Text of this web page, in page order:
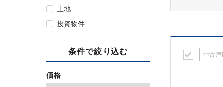
土地
投資物件
条件で絞り込む
価格
中古戸